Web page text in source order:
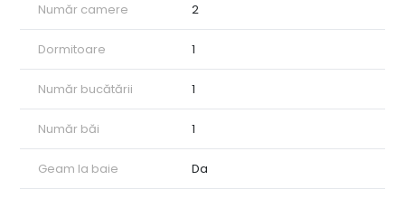
Număr camere 2
Dormitoare 1
Număr bucătării 1
Număr băi 1
Geam la baie Da